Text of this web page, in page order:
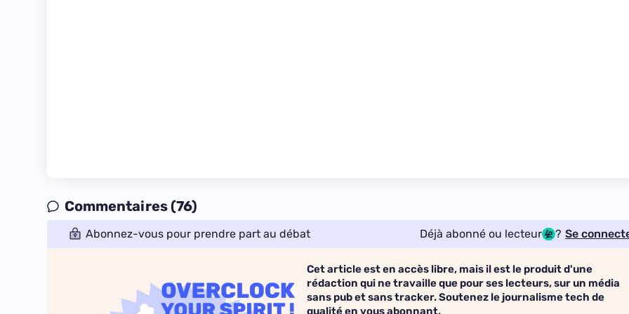
Commentaires (76)
Abonnez-vous pour prendre part au débat Déjà abonné ou lecteur ? Se
Cet article est en accès libre, mais il est le produit d'une
rédaction qui ne travaille que pour ses lecteurs, sur un média
sans pub et sans tracker. Soutenez le journalisme tech de
qualité en vous abonnant.